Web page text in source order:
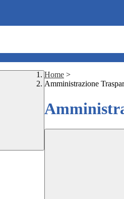
Home >
Amministrazione